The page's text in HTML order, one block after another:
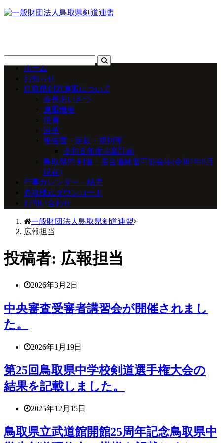
ホーム
お知らせ
鳥取県剣道連盟について
会長あいさつ
連盟概要
役員
沿革
報告書・定款・規則等
令和８年度事業計画
鳥取県内 剣道・居合道練習可能会場(令和7年9月
現在)
行事カレンダー・結果
各種様式ダウンロード
お問い合わせ
一般財団法人鳥取県剣道連盟
広報担当
投稿者: 広報担当
2026年3月2日
中央審査受審者講習会が開催されまし
た。
2026年1月19日
第25回鳥取県中学校剣道選手権大会の
結果を記載しました。
2025年12月15日
鳥取県立武道館開館25周年記念鳥取県中